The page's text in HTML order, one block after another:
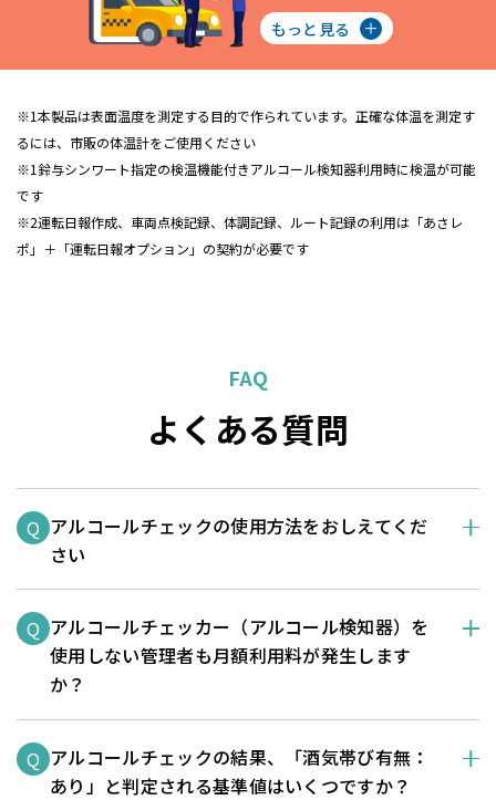
もっと見る
※1本製品は表面温度を測定する目的で作られています。正確な体温を測定す
るには、市販の体温計をご使用ください
※1鈴与シンワート指定の検温機能付きアルコール検知器利用時に検温が可能
です
※2運転日報作成、車両点検記録、体調記録、ルート記録の利用は「あさレ
ポ」＋「運転日報オプション」の契約が必要です
FAQ
よくある質問
Q アルコールチェックの使用方法をおしえてくだ
さい
Q アルコールチェッカー（アルコール検知器）を
使用しない管理者も月額利用料が発生します
か？
Q アルコールチェックの結果、「酒気帯び有無：
あり」と判定される基準値はいくつですか？